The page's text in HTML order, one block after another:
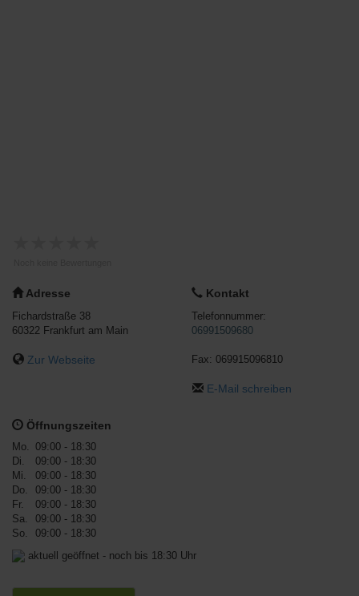
Adresse
Fichardstraße 38
60322 Frankfurt am Main
Zur Webseite
Kontakt
Telefonnummer:
06991509680
Fax: 069915096810
E-Mail schreiben
Öffnungszeiten
Mo. 09:00 - 18:30
Di.
09:00 - 18:30
Mi.
09:00 - 18:30
Do.
09:00 - 18:30
Fr.
09:00 - 18:30
Sa.
09:00 - 18:30
So.
09:00 - 18:30
aktuell geöffnet - noch bis 18:30 Uhr